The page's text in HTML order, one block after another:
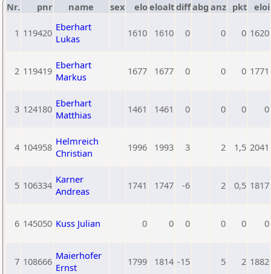
Nr. pnr name sex eloeloaltdiffabg anz pkt eloi
1 119420 Eberhart
Lukas
1610 1610 0 0 0 1620
2 119419 Eberhart
Markus
1677 1677 0 0 0 1771
3 124180 Eberhart
Matthias
1461 1461 0 0 0 0
4 104958 Helmreich
Christian
1996 1993 3 2 1,5 2041
5 106334 Karner
Andreas
1741 1747 -6 2 0,5 1817
6 145050 Kuss Julian 0 0 0 0 0 0
7 108666 Maierhofer
Ernst
1799 1814 -15 5 2 1882